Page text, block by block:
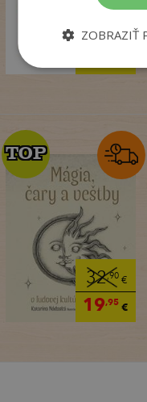
18 €
32,90€
19,95€
TOP
TOP
ZOBRAZIŤ